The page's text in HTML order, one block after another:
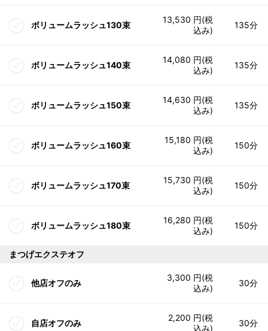
ボリュームラッシュ130束
13,530 円(税
込み)
135分
ボリュームラッシュ140束
14,080 円(税
込み)
135分
ボリュームラッシュ150束
14,630 円(税
込み)
135分
ボリュームラッシュ160束
15,180 円(税
込み)
150分
ボリュームラッシュ170束
15,730 円(税
込み)
150分
ボリュームラッシュ180束
16,280 円(税
込み)
150分
まつげエクステオフ
他店オフのみ
3,300 円(税
込み)
30分
自店オフのみ
2,200 円(税
込み)
30分